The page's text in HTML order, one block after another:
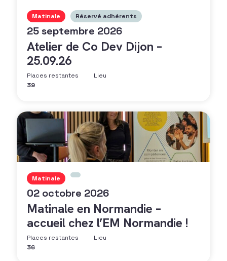
Matinale Réservé adhérents
25 septembre 2026
Atelier de Co Dev Dijon –
25.09.26
Places restantes
39
Lieu
Matinale
02 octobre 2026
Matinale en Normandie –
accueil chez l’EM Normandie !
Places restantes
36
Lieu